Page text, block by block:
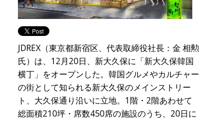
JDREX（東京都新宿区、代表取締役社長：金 相勲
氏）は、12月20日、新大久保に「新大久保韓国
横丁」をオープンした。韓国グルメやカルチャー
の街として知られる新大久保のメインストリー
ト、大久保通り沿いに立地。1階・2階あわせて
総面積210坪・席数450席の施設のうち、20日に